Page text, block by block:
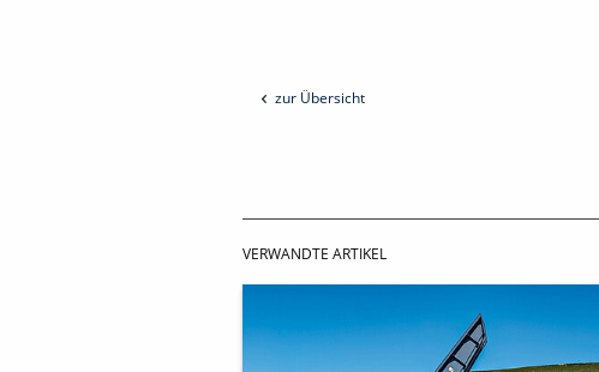
zur Übersicht
VERWANDTE ARTIKEL